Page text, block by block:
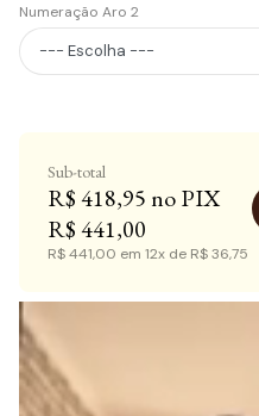
Numeração Aro 2
R$ 441,00
R$ 441,00 em 12x de R$ 36,75
R$ 418,95